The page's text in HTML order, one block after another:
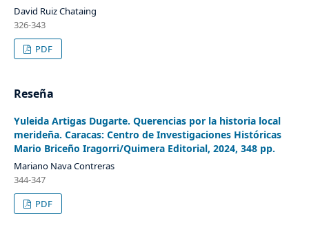
David Ruiz Chataing
326-343
PDF
Reseña
Yuleida Artigas Dugarte. Querencias por la historia local
merideña. Caracas: Centro de Investigaciones Históricas
Mario Briceño Iragorri/Quimera Editorial, 2024, 348 pp.
Mariano Nava Contreras
344-347
PDF